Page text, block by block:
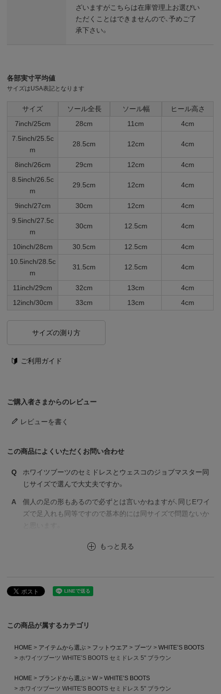
ざいますがこちらは在庫管理上お選びい
ただくことはできませんので、予めご了
承下さい。
各部実寸平均値
サイズはUSA表記となります
サイズ ソール全長 ソール幅
ヒール高さ
7inch/25cm
28cm 11cm
4cm
7.5inch/25.5c
m
28.5cm 12cm 4cm
8inch/26cm 29cm 12cm
4cm
8.5inch/26.5c
m
29.5cm 12cm 4cm
9inch/27cm 30cm 12cm
4cm
9.5inch/27.5c
m
30cm 12.5cm 4cm
10inch/28cm 30.5cm 12.5cm
4cm
10.5inch/28.5c
m
31.5cm 12.5cm 4cm
11inch/29cm 32cm 13cm
4cm
12inch/30cm
33cm 13cm 4cm
サイズの測り方
ご利用ガイド
ご購入者さまからのレビュー
レビューを書く
この商品によくいただくお問い合わせ
Q
ホワイツブーツのセミドレスとウェスコのジョブマスター同
じサイズで選んで大丈夫ですか。
A
個人の足の形もあるので必ずとは言いかねますが、同じEワイ
ズで足入れも同等ですので基本的には同サイズで問題ないか
と思います。
もっと見る
この商品が属するカテゴリ
HOME アイテムから選ぶ フットウエア ブーツ
WHITE’S BOOTS
ホワイツブーツ WHITE’S BOOTS セミドレス 5" ブラウン
HOME ブランドから選ぶ W
WHITE’S BOOTS
ホワイツブーツ WHITE’S BOOTS セミドレス 5" ブラウン